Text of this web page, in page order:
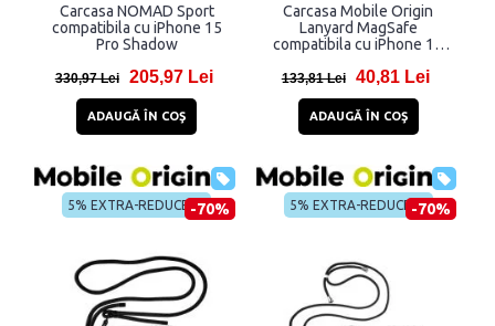
Carcasa NOMAD Sport
compatibila cu iPhone 15
Pro Shadow
330,97 Lei 205,97 Lei
ADAUGĂ ÎN COŞ
Carcasa Mobile Origin
Lanyard MagSafe
compatibila cu iPhone 15
133,81 Lei 40,81 Lei
ADAUGĂ ÎN COŞ
5% EXTRA-REDUCERE-70% 5% EXTRA-REDUCERE-70%